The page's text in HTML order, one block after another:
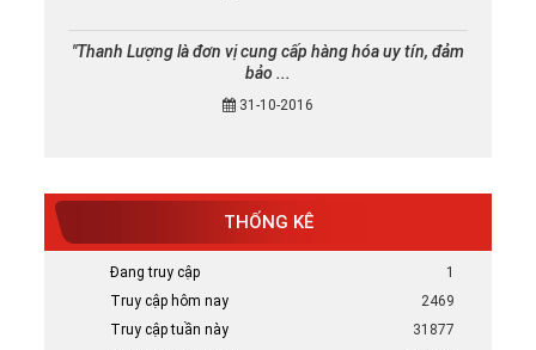
"Thanh Lượng là đơn vị cung cấp hàng hóa uy tín, đảm
bảo ...
31-10-2016
THỐNG KÊ
Đang truy cập
1
Truy cập hôm nay
2469
Truy cập tuần này
31877